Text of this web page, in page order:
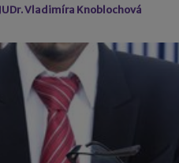
JUDr. Vladimíra Knoblochová